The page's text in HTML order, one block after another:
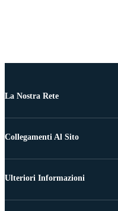
La Nostra Rete
Collegamenti Al Sito
Ulteriori Informazioni